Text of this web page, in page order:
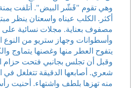
وهي تقوم "قَشّر البيض". أتلفت
أكثر. الكلب عيناه واسعتان ينظر
مصفوف بعناية. مجلات نسائية
يتفوح العطر منها وغصنها يتماوج
وقبل أن تجلس بجانبي فتحت
شعري. أصابعها الدقيقة تتغلغل
منه تهزها بلطف واشتهاء. أحنيت